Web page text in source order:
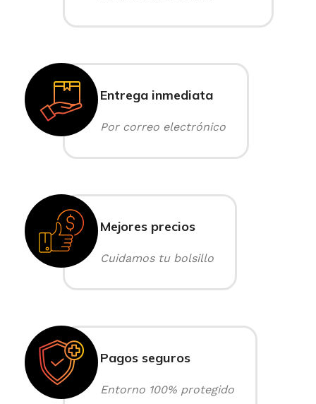
Entrega inmediata
Por correo electrónico
Mejores precios
Cuidamos tu bolsillo
Pagos seguros
Entorno 100% protegido